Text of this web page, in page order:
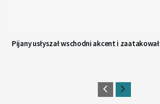
Pijany usłyszał wschodni akcent i zaatakował